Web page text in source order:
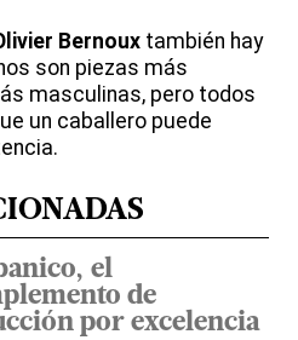
Bernoux también hay
son piezas más
masculinas, pero todos
un caballero puede
el
de
por excelencia